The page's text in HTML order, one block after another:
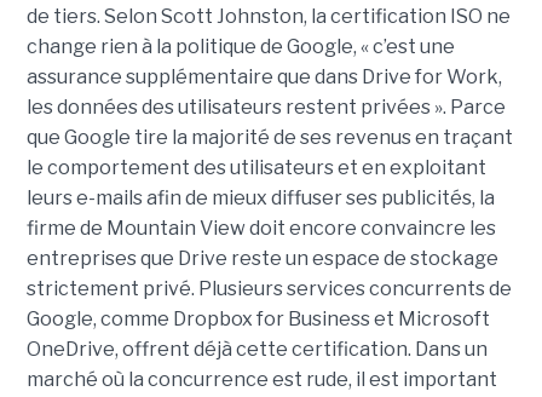
de tiers. Selon Scott Johnston, la certification ISO ne
change rien à la politique de Google, « c’est une
assurance supplémentaire que dans Drive for Work,
les données des utilisateurs restent privées ». Parce
que Google tire la majorité de ses revenus en traçant
le comportement des utilisateurs et en exploitant
leurs e-mails afin de mieux diffuser ses publicités, la
firme de Mountain View doit encore convaincre les
entreprises que Drive reste un espace de stockage
strictement privé. Plusieurs services concurrents de
Google, comme Dropbox for Business et Microsoft
OneDrive, offrent déjà cette certification. Dans un
marché où la concurrence est rude, il est important